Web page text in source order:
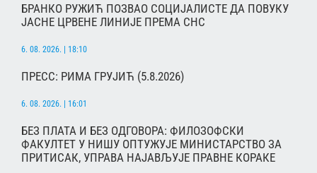
БРАНКО РУЖИЋ ПОЗВАО СОЦИЈАЛИСТЕ ДА ПОВУКУ
ЈАСНЕ ЦРВЕНЕ ЛИНИЈЕ ПРЕМА СНС
6. 08. 2026. | 18:10
ПРЕСС: РИМА ГРУЈИЋ (5.8.2026)
6. 08. 2026. | 16:01
БЕЗ ПЛАТА И БЕЗ ОДГОВОРА: ФИЛОЗОФСКИ
ФАКУЛТЕТ У НИШУ ОПТУЖУЈЕ МИНИСТАРСТВО ЗА
ПРИТИСАК, УПРАВА НАЈАВЉУЈЕ ПРАВНЕ КОРАКЕ